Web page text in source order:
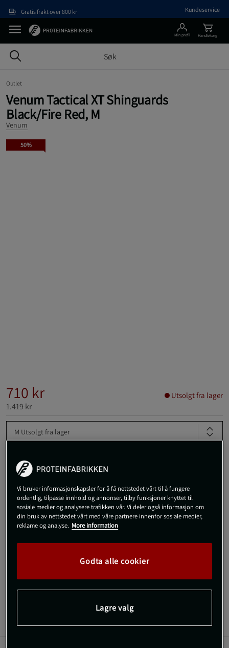
Gratis frakt over 800 kr Kundeservice
Min profil Handlekorg
Outlet
Venum Tactical XT Shinguards
Black/Fire Red, M
Venum
50%
710 kr
1.419 kr
Utsolgt fra lager
M Utsolgt fra lager
Gi meg beskjed via e-post
!
Dette produktet er dessverre ikke i lager. Få beskjed når det
kommer på lager igen.
Beskytt leggene dine under trening med Venum Tactical XT
Informasjon Anmeldelser
Vi bruker informasjonskapsler for å få nettstedet vårt til å fungere
ordentlig, tilpasse innhold og annonser, tilby funksjoner knyttet til
sosiale medier og analysere trafikken vår. Vi deler også informasjon om
din bruk av nettstedet vårt med våre partnere innenfor sosiale medier,
reklame og analyse. More information
Godta alle cookier
Lagre valg